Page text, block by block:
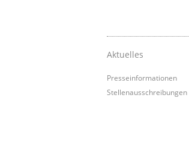
Aktuelles
Presseinformationen
Stellenausschreibungen